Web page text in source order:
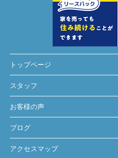
トップページ
スタッフ
お客様の声
ブログ
アクセスマップ